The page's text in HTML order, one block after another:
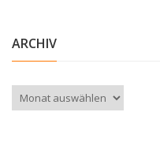
ARCHIV
Archiv